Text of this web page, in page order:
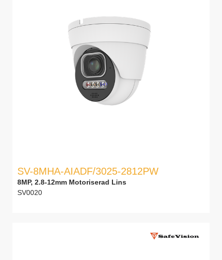
SV-8MHA-AIADF/3025-2812PW
8MP, 2.8-12mm Motoriserad Lins
SV0020